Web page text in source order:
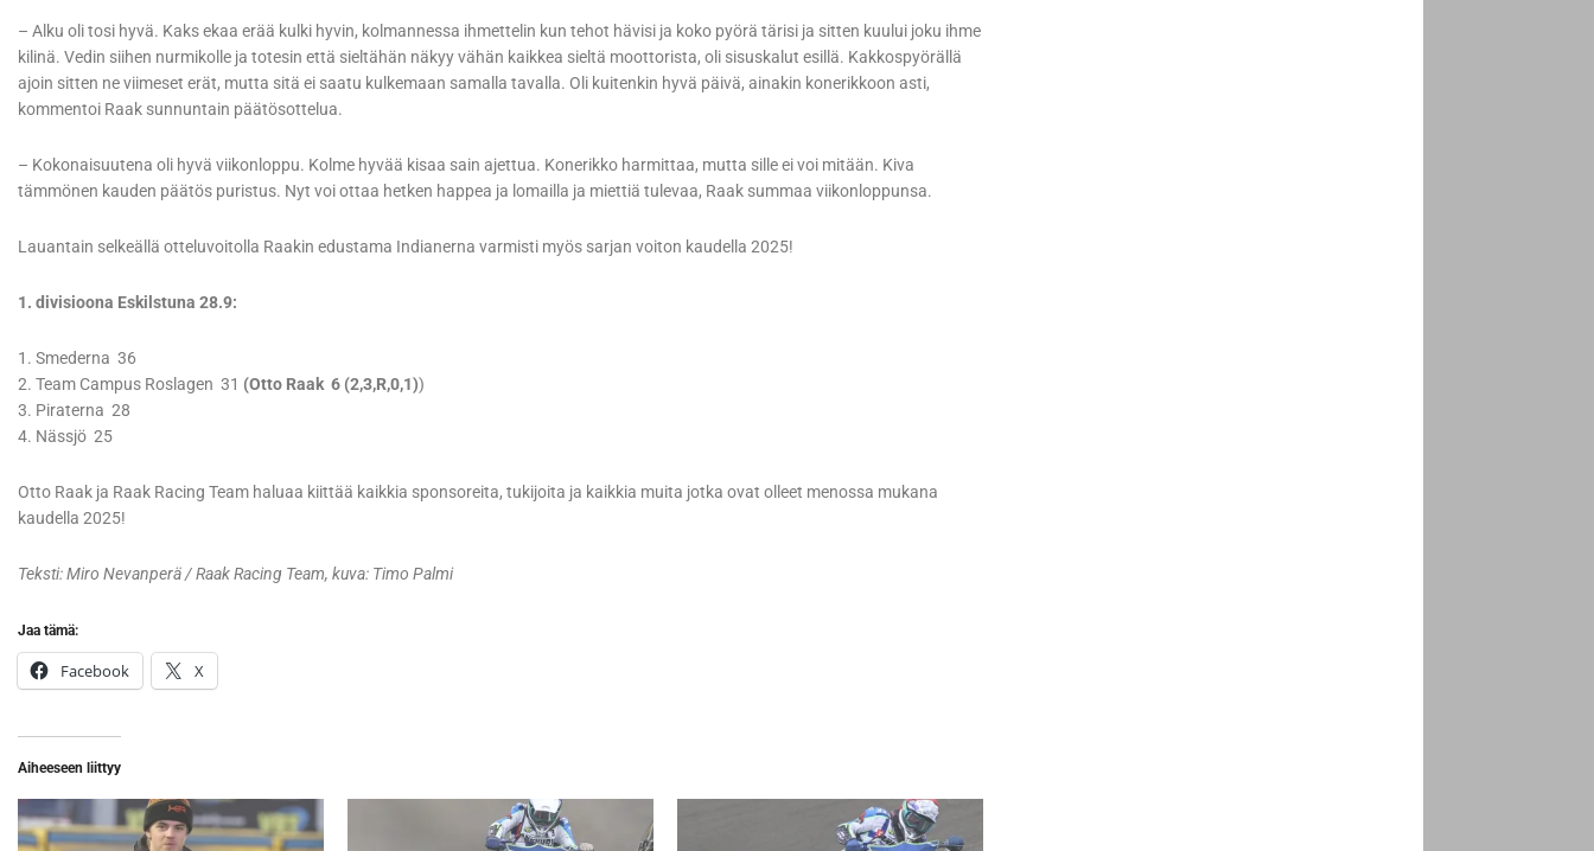
– Alku oli tosi hyvä. Kaks ekaa erää kulki hyvin, kolmannessa ihmettelin kun tehot hävisi ja koko pyörä tärisi ja sitten kuului joku ihme
kilinä. Vedin siihen nurmikolle ja totesin että sieltähän näkyy vähän kaikkea sieltä moottorista, oli sisuskalut esillä. Kakkospyörällä
ajoin sitten ne viimeset erät, mutta sitä ei saatu kulkemaan samalla tavalla. Oli kuitenkin hyvä päivä, ainakin konerikkoon asti,
kommentoi Raak sunnuntain päätösottelua.
– Kokonaisuutena oli hyvä viikonloppu. Kolme hyvää kisaa sain ajettua. Konerikko harmittaa, mutta sille ei voi mitään. Kiva
tämmönen kauden päätös puristus. Nyt voi ottaa hetken happea ja lomailla ja miettiä tulevaa, Raak summaa viikonloppunsa.
Lauantain selkeällä otteluvoitolla Raakin edustama Indianerna varmisti myös sarjan voiton kaudella 2025!
1. divisioona Eskilstuna 28.9:
1. Smederna 36
2. Team Campus Roslagen 31 (Otto Raak 6 (2,3,R,0,1))
3. Piraterna 28
4. Nässjö 25
Otto Raak ja Raak Racing Team haluaa kiittää kaikkia sponsoreita, tukijoita ja kaikkia muita jotka ovat olleet menossa mukana
kaudella 2025!
Teksti: Miro Nevanperä / Raak Racing Team, kuva: Timo Palmi
Jaa tämä:
Facebook X
Aiheeseen liittyy